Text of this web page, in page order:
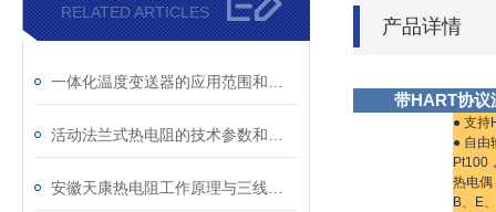
RELATED ARTICLES
产品详情
带HART协议
● 支持
● 自由
Pt100
热电偶
B、E